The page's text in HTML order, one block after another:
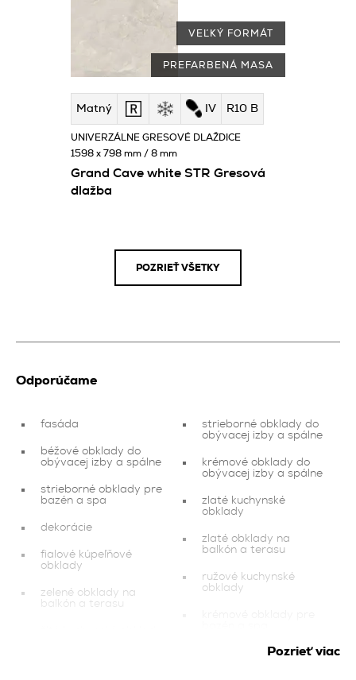
VEĽKÝ FORMÁT
PREFARBENÁ MASA
Matný IV R10 B
Grand Cave white STR Gresová
dlažba
UNIVERZÁLNE GRESOVÉ DLAŽDICE
1598 x 798 mm / 8 mm
POZRIEŤ VŠETKY
Odporúčame
fasáda
béžové obklady do
obývacej izby a spálne
strieborné obklady pre
bazén a spa
dekorácie
fialové kúpeľňové
obklady
zelené obklady na
balkón a terasu
strieborné obklady do
obývacej izby a spálne
krémové obklady do
obývacej izby a spálne
zlaté kuchynské
obklady
zlaté obklady na
balkón a terasu
ružové kuchynské
obklady
zlaté obkladyPozrieť viac